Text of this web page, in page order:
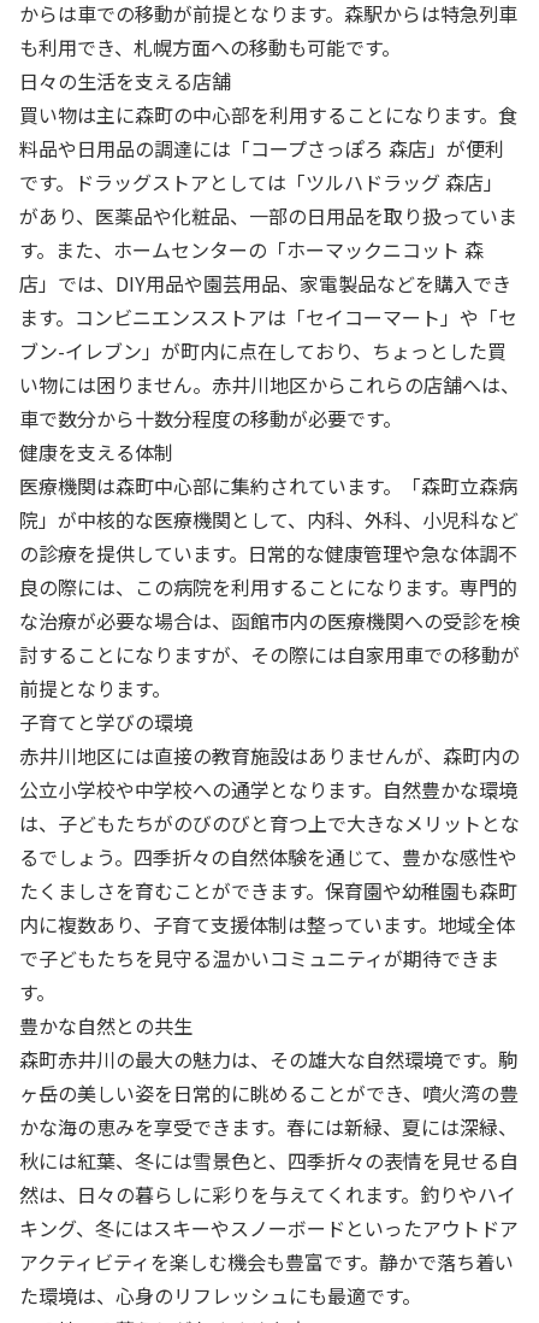
からは車での移動が前提となります。森駅からは特急列車
も利用でき、札幌方面への移動も可能です。
日々の生活を支える店舗
買い物は主に森町の中心部を利用することになります。食
料品や日用品の調達には「コープさっぽろ 森店」が便利
です。ドラッグストアとしては「ツルハドラッグ 森店」
があり、医薬品や化粧品、一部の日用品を取り扱っていま
す。また、ホームセンターの「ホーマックニコット 森
店」では、DIY用品や園芸用品、家電製品などを購入でき
ます。コンビニエンスストアは「セイコーマート」や「セ
ブン-イレブン」が町内に点在しており、ちょっとした買
い物には困りません。赤井川地区からこれらの店舗へは、
車で数分から十数分程度の移動が必要です。
健康を支える体制
医療機関は森町中心部に集約されています。「森町立森病
院」が中核的な医療機関として、内科、外科、小児科など
の診療を提供しています。日常的な健康管理や急な体調不
良の際には、この病院を利用することになります。専門的
な治療が必要な場合は、函館市内の医療機関への受診を検
討することになりますが、その際には自家用車での移動が
前提となります。
子育てと学びの環境
赤井川地区には直接の教育施設はありませんが、森町内の
公立小学校や中学校への通学となります。自然豊かな環境
は、子どもたちがのびのびと育つ上で大きなメリットとな
るでしょう。四季折々の自然体験を通じて、豊かな感性や
たくましさを育むことができます。保育園や幼稚園も森町
内に複数あり、子育て支援体制は整っています。地域全体
で子どもたちを見守る温かいコミュニティが期待できま
す。
豊かな自然との共生
森町赤井川の最大の魅力は、その雄大な自然環境です。駒
ヶ岳の美しい姿を日常的に眺めることができ、噴火湾の豊
かな海の恵みを享受できます。春には新緑、夏には深緑、
秋には紅葉、冬には雪景色と、四季折々の表情を見せる自
然は、日々の暮らしに彩りを与えてくれます。釣りやハイ
キング、冬にはスキーやスノーボードといったアウトドア
アクティビティを楽しむ機会も豊富です。静かで落ち着い
た環境は、心身のリフレッシュにも最適です。